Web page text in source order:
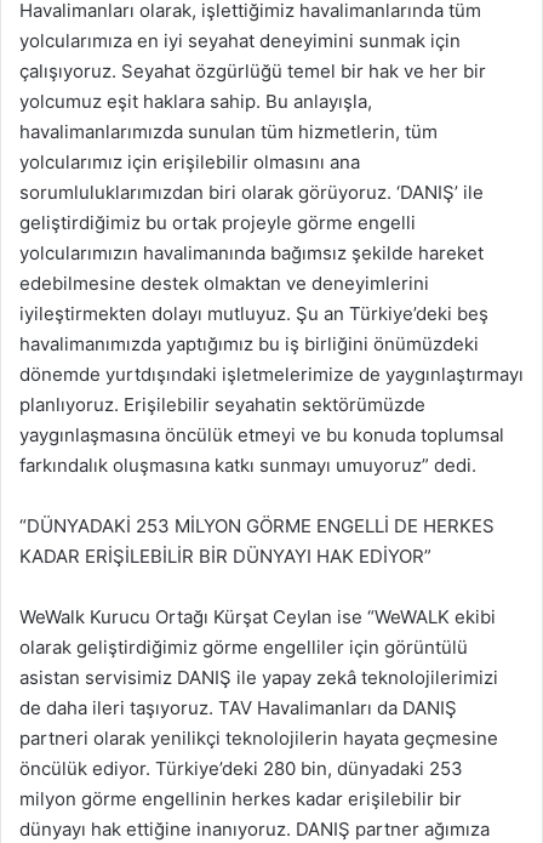
Havalimanları olarak, işlettiğimiz havalimanlarında tüm
yolcularımıza en iyi seyahat deneyimini sunmak için
çalışıyoruz. Seyahat özgürlüğü temel bir hak ve her bir
yolcumuz eşit haklara sahip. Bu anlayışla,
havalimanlarımızda sunulan tüm hizmetlerin, tüm
yolcularımız için erişilebilir olmasını ana
sorumluluklarımızdan biri olarak görüyoruz. ‘DANIŞ’ ile
geliştirdiğimiz bu ortak projeyle görme engelli
yolcularımızın havalimanında bağımsız şekilde hareket
edebilmesine destek olmaktan ve deneyimlerini
iyileştirmekten dolayı mutluyuz. Şu an Türkiye’deki beş
havalimanımızda yaptığımız bu iş birliğini önümüzdeki
dönemde yurtdışındaki işletmelerimize de yaygınlaştırmayı
planlıyoruz. Erişilebilir seyahatin sektörümüzde
yaygınlaşmasına öncülük etmeyi ve bu konuda toplumsal
farkındalık oluşmasına katkı sunmayı umuyoruz” dedi.
“DÜNYADAKİ 253 MİLYON GÖRME ENGELLİ DE HERKES
KADAR ERİŞİLEBİLİR BİR DÜNYAYI HAK EDİYOR”
WeWalk Kurucu Ortağı Kürşat Ceylan ise “WeWALK ekibi
olarak geliştirdiğimiz görme engelliler için görüntülü
asistan servisimiz DANIŞ ile yapay zekâ teknolojilerimizi
de daha ileri taşıyoruz. TAV Havalimanları da DANIŞ
partneri olarak yenilikçi teknolojilerin hayata geçmesine
öncülük ediyor. Türkiye’deki 280 bin, dünyadaki 253
milyon görme engellinin herkes kadar erişilebilir bir
dünyayı hak ettiğine inanıyoruz. DANIŞ partner ağımıza